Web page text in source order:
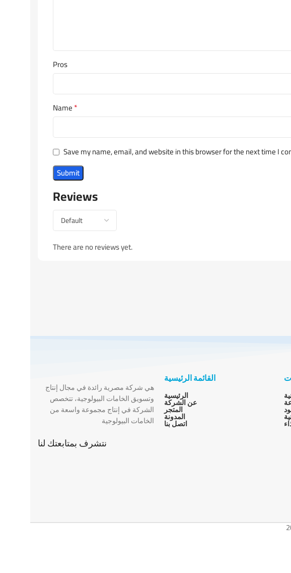
Reviews
There are no reviews yet.
Pros
Name*
Save my name, email, and website in this browser for the next time I
هي شركة مصرية رائدة في مجال إنتاج
وتسويق الخامات البيولوجية، تتخصص
الشركة في إنتاج مجموعة واسعة من
الخامات البيولوجية
نتشرف بمتابعتك لنا
القائمة الرئيسية
الرئيسية
عن الشركة
المتجر
المدونة
اتصل بنا